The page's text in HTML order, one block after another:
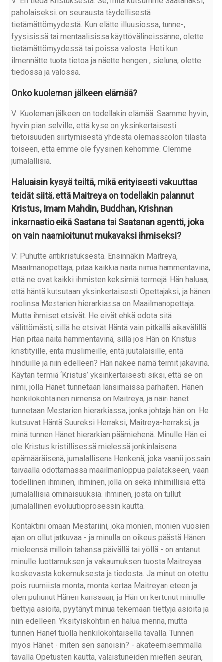
paholaiseksi, on seurausta täydellisestä
tietämättömyydestä. Kun elätte illuusiossa, tunne-,
fyysisissä tai mentaalisissa käyttövälineissänne, olette
tietämättömyydessä tai poissa valosta. Heti kun
ilmennätte tuota tietoa ja näette hengen , sieluna, olette
tiedossa ja valossa.
Onko kuoleman jälkeen elämää?
V: Kuoleman jälkeen on todellakin elämää. Saamme hyvin,
hyvin pian selville, että kyse on yksinkertaisesti
tietoisuuden siirtymisestä yhdestä olemassaolon tilasta
toiseen, että emme ole fyysinen kehomme. Olemme
jumalallisia.
Haluaisin kysyä teiltä, mikä erityisesti vakuuttaa
teidät siitä, että Maitreya on todellakin palannut
Kristus, Imam Mahdin, Buddhan, Krishnan
inkarnaatio eikä Saatana tai Saatanan agentti, joka
on vain naamioitunut mukavaksi ihmiseksi?
V: Puhutte antikristuksesta. Ensinnäkin Maitreya,
Maailmanopettaja, pitää kaikkia näitä nimiä hämmentävinä,
että ne ovat kaikki ihmisten keksimiä termejä. Hän haluaa,
että häntä kutsutaan yksinkertaisesti Opettajaksi, ja hänen
roolinsa Mestarien hierarkiassa on Maailmanopettaja.
Mutta ihmiset etsivät. He eivät ehkä odota sitä
välittömästi, sillä he etsivät Häntä vain pitkällä aikavälillä.
Hän pitää näitä hämmentävinä, sillä jos Hän on Kristus
kristityille, entä muslimeille, entä juutalaisille, entä
hinduille ja niin edelleen? Hän näkee nämä termit jakavina.
Käytän termiä ‘Kristus’ yksinkertaisesti siksi, että se on
nimi, jolla Hänet tunnetaan länsimaissa parhaiten. Hänen
henkilökohtainen nimensä on Maitreya, ja näin hänet
tunnetaan Mestarien hierarkiassa, jonka johtaja hän on. He
kutsuvat Häntä Suureksi Herraksi, Maitreya-herraksi, ja
minä tunnen Hänet hierarkian päämiehenä. Minulle Hän ei
ole Kristus kristillisessä mielessä jonkinlaisena
epämääräisenä, jumalallisena Henkenä, joka vaanii jossain
taivaalla odottamassa maailmanloppua palatakseen, vaan
todellinen ihminen, ihminen, jolla on sekä inhimillisiä että
jumalallisia ominaisuuksia. ihminen, josta on tullut
jumalallinen evoluutioprosessin kautta.
Kontaktini omaan Mestariini, joka monien, monien vuosien
ajan on ollut jatkuvaa - ja minulla on oikeus päästä Hänen
mieleensä milloin tahansa päivällä tai yöllä - on antanut
minulle luottamuksen ja vakaumuksen tuosta Maitreyaa
koskevasta kokemuksesta ja tiedosta. Ja minut on otettu
pois ruumiista monta, monta kertaa Maitreyan eteen ja
olen puhunut Hänen kanssaan, ja Hän on kertonut minulle
tiettyjä asioita, pyytänyt minua tekemään tiettyjä asioita ja
niin edelleen. Yksityiskohtiin en halua mennä, mutta
tunnen Hänet tuolla henkilökohtaisella tavalla. Tunnen
myös Hänet - miten sen sanoisin? - akateemisemmalla
tavalla Opetusten kautta, valaistuneiden mielten seuran,